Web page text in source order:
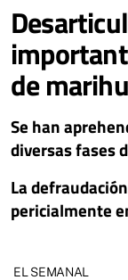
de
Se han
diversas fases
La
pericialmente
EL SEMANAL